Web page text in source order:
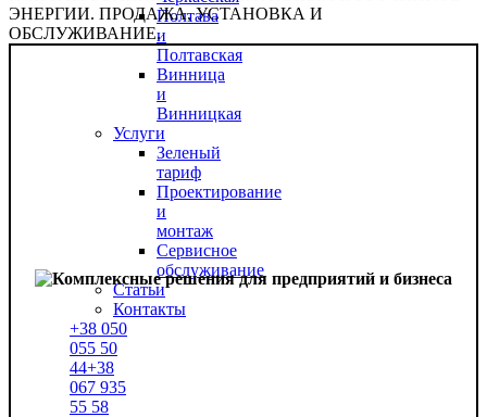
Полтава
и
Полтавская
Винница
и
Винницкая
Услуги
Зеленый
тариф
Проектирование
и
монтаж
Сервисное
обслуживание
Статьи
Контакты
+38 050
055 50
44+38
067 935
55 58
ЭНЕРГИИ. ПРОДАЖА, УСТАНОВКА И
ОБСЛУЖИВАНИЕ.